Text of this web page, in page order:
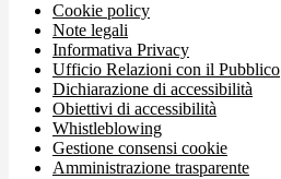
Cookie policy
Note legali
Informativa Privacy
Ufficio Relazioni con il Pubblico
Dichiarazione di accessibilità
Obiettivi di accessibilità
Whistleblowing
Gestione consensi cookie
Amministrazione trasparente